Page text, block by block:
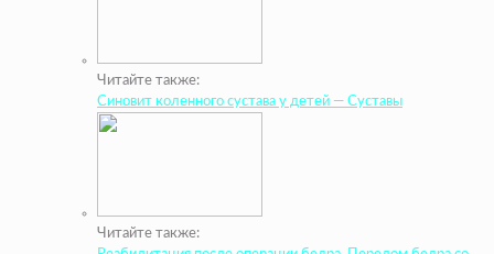
Читайте также:
Синовит коленного сустава у детей — Суставы
Читайте также: